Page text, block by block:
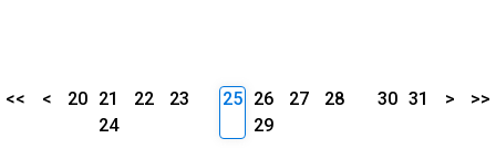
<< < 20 21 22
23
24
25 26 27
28
29
30 31 > >>